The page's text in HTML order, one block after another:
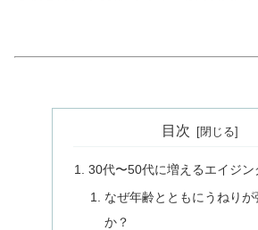
目次
30代〜50代に増えるエイジン
なぜ年齢とともにうねりが
か？